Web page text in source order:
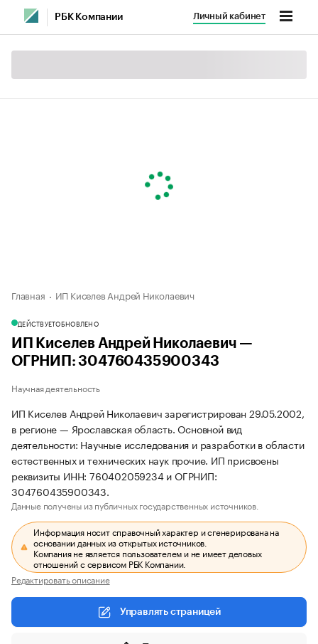
РБК Компании Личный кабинет
Главная ИП Киселев Андрей Николаевич
ДЕЙСТВУЕТОБНОВЛЕНО
ИП Киселев Андрей Николаевич —
ОГРНИП: 304760435900343
Научная деятельность
ИП Киселев Андрей Николаевич зарегистрирован 29.05.2002,
в регионе — Ярославская область. Основной вид
деятельности: Научные исследования и разработки в области
естественных и технических наук прочие. ИП присвоены
реквизиты ИНН: 760402059234 и ОГРНИП:
304760435900343.
Данные получены из публичных государственных источников.
Информация носит справочный характер и сгенерирована на
основании данных из открытых источников.
Компания не является пользователем и не имеет деловых
отношений с сервисом РБК Компании.
Редактировать описание
Управлять страницей